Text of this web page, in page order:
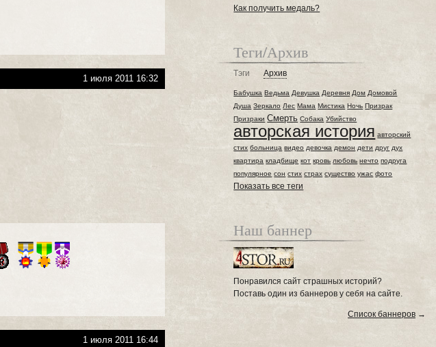
1 июля 2011 16:32
1 июля 2011 16:44
Как получить медаль?
Теги/Архив
Тэги Архив
Бабушка Ведьма Девушка Деревня Дом Домовой
Душа Зеркало Лес Мама Мистика Ночь Призрак
Призраки Смерть Собака Убийство
авторская история авторский
стих больница видео девочка демон дети друг дух
квартира кладбище кот кровь любовь нечто подруга
популярное сон стих страх существо ужас фото
Показать все теги
Наш баннер
Понравился сайт страшных историй?
Поставь один из баннеров у себя на сайте.
Список баннеров →